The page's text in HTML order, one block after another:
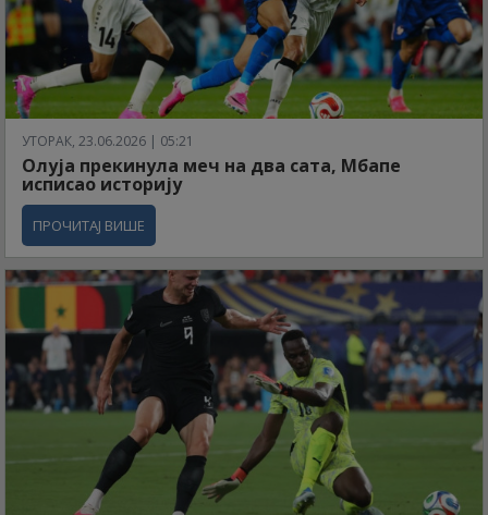
УТОРАК, 23.06.2026 | 05:21
Олуја прекинула меч на два сата, Мбапе
исписао историју
ПРОЧИТАЈ ВИШЕ